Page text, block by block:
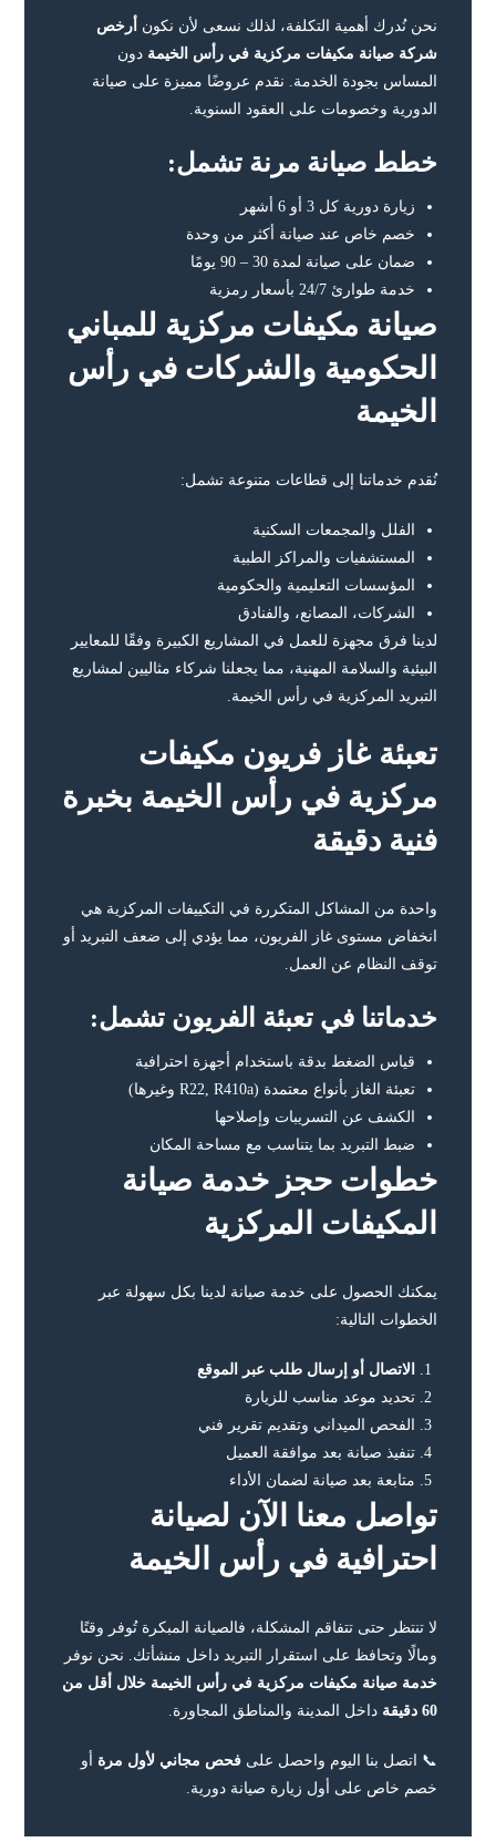
نحن نُدرك أهمية التكلفة، لذلك نسعى لأن نكون أرخص
شركة صيانة مكيفات مركزية في رأس الخيمة دون
المساس بجودة الخدمة. نقدم عروضًا مميزة على صيانة
الدورية وخصومات على العقود السنوية.
خطط صيانة مرنة تشمل:
زيارة دورية كل 3 أو 6 أشهر
خصم خاص عند صيانة أكثر من وحدة
ضمان على صيانة لمدة 30 – 90 يومًا
خدمة طوارئ 24/7 بأسعار رمزية
صيانة مكيفات مركزية للمباني
الحكومية والشركات في رأس
الخيمة
نُقدم خدماتنا إلى قطاعات متنوعة تشمل:
الفلل والمجمعات السكنية
المستشفيات والمراكز الطبية
المؤسسات التعليمية والحكومية
الشركات، المصانع، والفنادق
لدينا فرق مجهزة للعمل في المشاريع الكبيرة وفقًا للمعايير
البيئية والسلامة المهنية، مما يجعلنا شركاء مثاليين لمشاريع
التبريد المركزية في رأس الخيمة.
تعبئة غاز فريون مكيفات
مركزية في رأس الخيمة بخبرة
فنية دقيقة
واحدة من المشاكل المتكررة في التكييفات المركزية هي
انخفاض مستوى غاز الفريون، مما يؤدي إلى ضعف التبريد أو
توقف النظام عن العمل.
خدماتنا في تعبئة الفريون تشمل:
قياس الضغط بدقة باستخدام أجهزة احترافية
تعبئة الغاز بأنواع معتمدة (R22, R410a وغيرها)
الكشف عن التسريبات وإصلاحها
ضبط التبريد بما يتناسب مع مساحة المكان
خطوات حجز خدمة صيانة
المكيفات المركزية
يمكنك الحصول على خدمة صيانة لدينا بكل سهولة عبر
الخطوات التالية:
الاتصال أو إرسال طلب عبر الموقع
تحديد موعد مناسب للزيارة
الفحص الميداني وتقديم تقرير فني
تنفيذ صيانة بعد موافقة العميل
متابعة بعد صيانة لضمان الأداء
تواصل معنا الآن لصيانة
احترافية في رأس الخيمة
لا تنتظر حتى تتفاقم المشكلة، فالصيانة المبكرة تُوفر وقتًا
ومالًا وتحافظ على استقرار التبريد داخل منشأتك. نحن نوفر
خدمة صيانة مكيفات مركزية في رأس الخيمة خلال أقل من
60 دقيقة
داخل المدينة والمناطق المجاورة.
📞 اتصل بنا اليوم واحصل علىفحص مجاني لأول مرة أو
خصم خاص على أول زيارة صيانة دورية.